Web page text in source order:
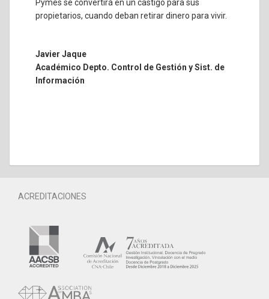
Pymes se convertirá en un castigo para sus
propietarios, cuando deban retirar dinero para vivir.
Javier Jaque
Académico Depto. Control de Gestión y Sist. de
Información
ACREDITACIONES